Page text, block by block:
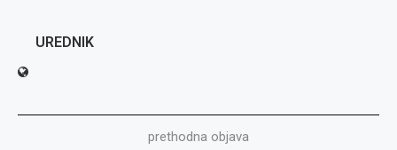
UREDNIK
prethodna objava